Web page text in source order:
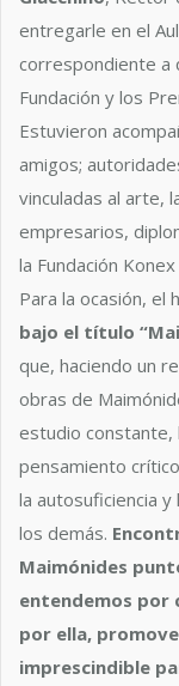
entregarle en el
correspondiente a
Fundación y los
Estuvieron
amigos;
vinculadas al arte,
empresarios,
la Fundación
Para la ocasión, el
bajo el título
que, haciendo un
obras de
estudio constante,
pensamiento
la autosuficiencia
los demás.
Maimónides
entendemos por
por ella,
imprescindible